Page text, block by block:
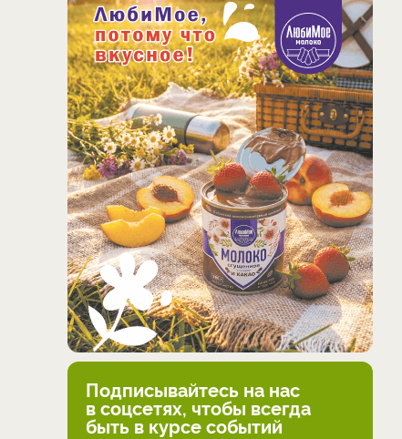
Подписывайтесь на нас
в соцсетях, чтобы всегда
быть в курсе событий